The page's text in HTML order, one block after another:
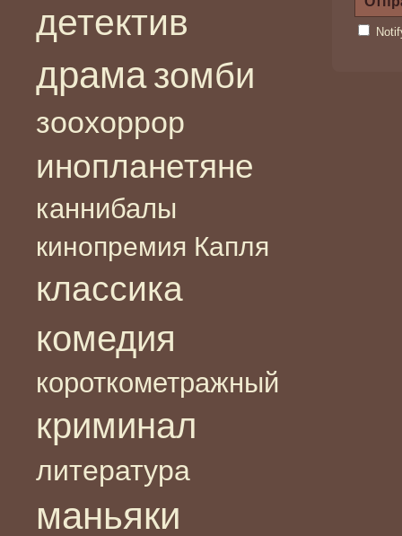
детектив
драма зомби
зоохоррор
инопланетяне
каннибалы
кинопремия Капля
классика
комедия
короткометражный
криминал
литература
маньяки